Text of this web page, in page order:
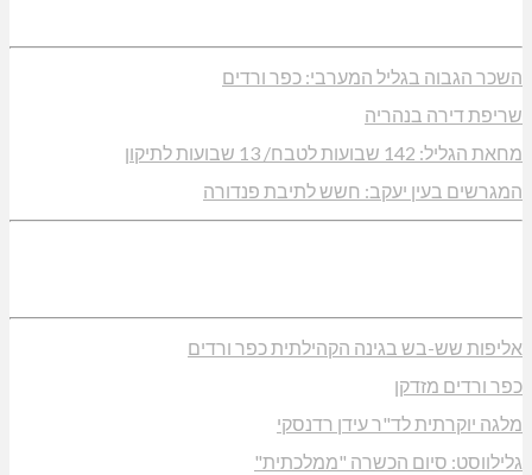
השכר הגבוה בגליל המערבי: כפר ורדים
שריפת דירה בנהריה
מחאת הגליל: 142 שבועות לטבח/ 13 שבועות לתיקון
המגרשים בעין יעקב: חשש לתיבת פנדורה
אליפות שש-בש בגינה הקהילתית כפר ורדים
כפר ורדים מזדקן
מלגה יוקרתית לד"ר עידן רדנסקי
גלילווסט: סיום הכשרה "ממלכתית"